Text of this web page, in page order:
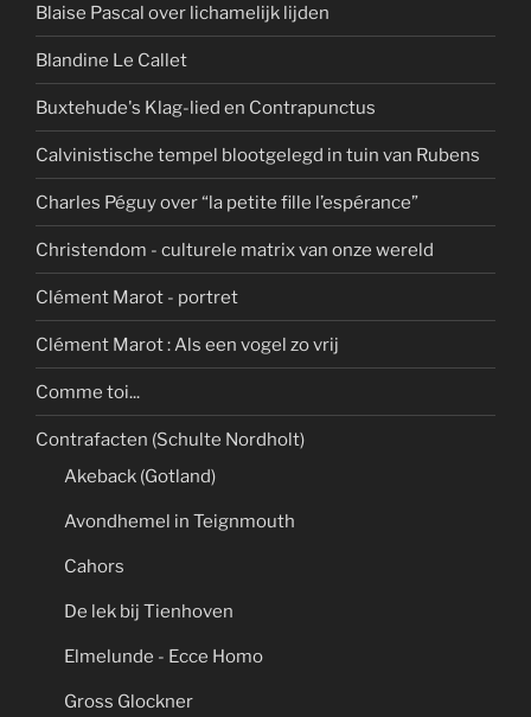
Blaise Pascal over lichamelijk lijden
Blandine Le Callet
Buxtehude's Klag-lied en Contrapunctus
Calvinistische tempel blootgelegd in tuin van Rubens
Charles Péguy over “la petite fille l’espérance”
Christendom - culturele matrix van onze wereld
Clément Marot - portret
Clément Marot : Als een vogel zo vrij
Comme toi...
Contrafacten (Schulte Nordholt)
Akeback (Gotland)
Avondhemel in Teignmouth
Cahors
De lek bij Tienhoven
Elmelunde - Ecce Homo
Gross Glockner